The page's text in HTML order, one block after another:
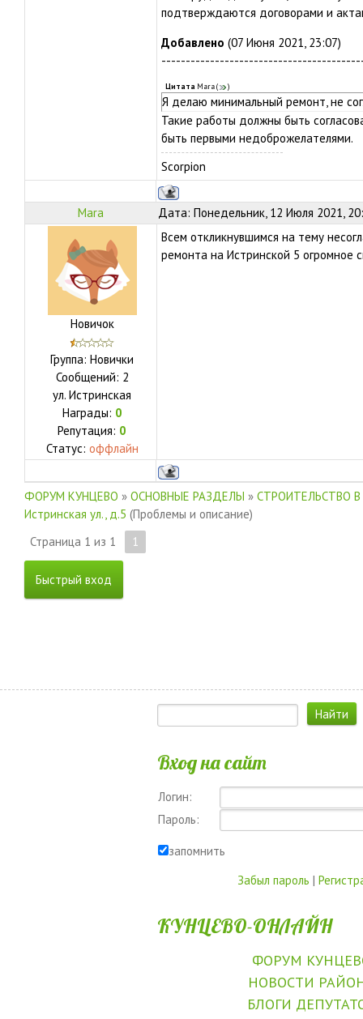
подтверждаются договорами и
Добавлено (07 Июня 2021, 23:07)
Цитата Mara( )
Я делаю минимальный ремонт, не
Такие работы должны быть
быть первыми недоброжелателями.
Scorpion
Mara Дата: Понедельник, 12 Июля 2021,
Новичок
Группа: Новички
Сообщений: 2
ул. Истринская
Награды: 0
Репутация: 0
Статус: оффлайн
Всем откликнувшимся на тему
ремонта на Истринской 5 огромное
ФОРУМ КУНЦЕВО » ОСНОВНЫЕ РАЗДЕЛЫ » СТРОИТЕЛЬСТВО
Истринская ул., д.5 (Проблемы и описание)
Страница 1 из 1 1
Вход на сайт
Логин:
Пароль:
запомнить
Забыл пароль |
КУНЦЕВО-ОНЛАЙН
ФОРУМ
НОВОСТИ
БЛОГИ